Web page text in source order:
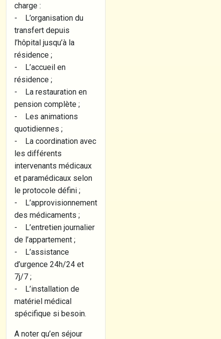
charge :
- L’organisation du
transfert depuis
l’hôpital jusqu’à la
résidence ;
- L’accueil en
résidence ;
- La restauration en
pension complète ;
- Les animations
quotidiennes ;
- La coordination avec
les différents
intervenants médicaux
et paramédicaux selon
le protocole défini ;
- L’approvisionnement
des médicaments ;
- L’entretien journalier
de l’appartement ;
- L’assistance
d’urgence 24h/24 et
7j/7 ;
- L’installation de
matériel médical
spécifique si besoin.
A noter qu’en séjour